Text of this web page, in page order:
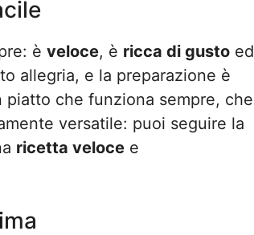
è veloce, è ricca di gusto ed
allegria, e la preparazione è
che funziona sempre, che
versatile: puoi seguire la
ricetta veloce e